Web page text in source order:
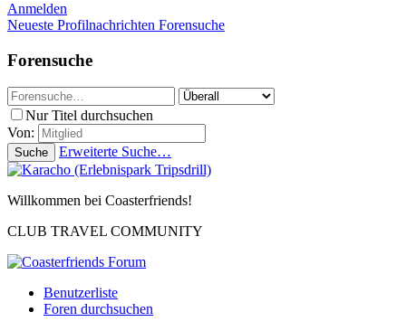
Anmelden
Neueste Profilnachrichten Forensuche
Forensuche
Nur Titel durchsuchen
Von:
Suche Erweiterte Suche…
Willkommen bei Coasterfriends!
CLUB TRAVEL COMMUNITY
Benutzerliste
Foren durchsuchen